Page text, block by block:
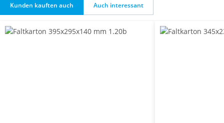
Kunden kauften auch Auch interessant